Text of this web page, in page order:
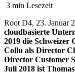
3 min Lesezeit
Root D4, 23. Januar
cloudbasierte
2019 die Schweizer
Collu als Director
Director Customer
Juli 2018 ist